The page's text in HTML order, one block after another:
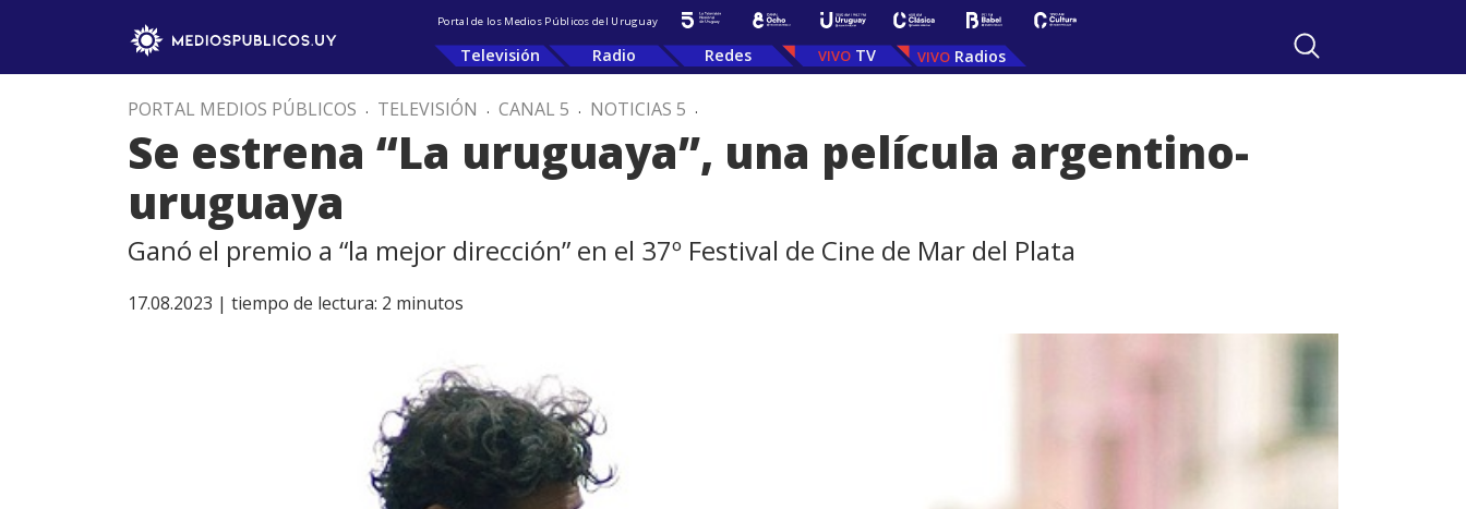
Portal de los Medios Públicos del Uruguay
Televisión Radio Redes TV Radios
PORTAL MEDIOS PÚBLICOS . TELEVISIÓN . CANAL 5 . NOTICIAS 5 .
Se estrena “La uruguaya”, una película argentino-
uruguaya
Ganó el premio a “la mejor dirección” en el 37º Festival de Cine de Mar del Plata
17.08.2023 | tiempo de lectura: 2 minutos